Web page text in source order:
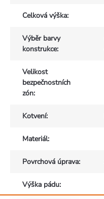
Celková výška:
Výběr barvy
konstrukce:
Velikost
bezpečnostních
zón:
Kotvení:
Materiál:
Povrchová úprava:
Výška pádu: